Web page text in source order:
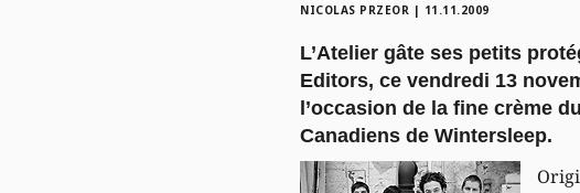
NICOLAS PRZEOR | 11.11.2009
L’Atelier gâte ses petits
Editors, ce vendredi 13
l’occasion de la fine crème
Canadiens de Wintersleep.